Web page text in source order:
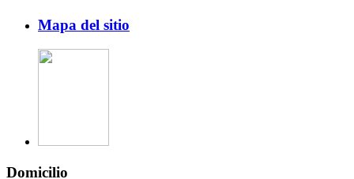
Mapa del sitio
Domicilio